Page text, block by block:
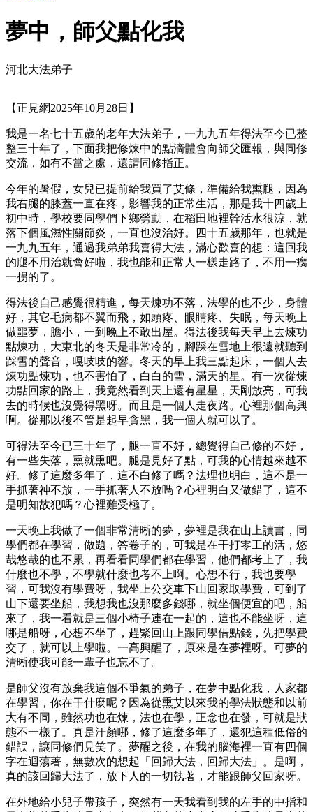
夢中，師父點化我
河北大法弟子
【正見網2025年10月28日】
我是一名七十五歲的老年大法弟子，一九九五年得法至今已整
整三十年了，下面我把修煉中的點滴體會向師父匯報，與同修
交流，如有不當之處，還請同修指正。
今年的暑假，女兒已提前給我買了艾條，準備給我熏腿，因為
我右腿的膝蓋一直在疼，影響我的正常生活，那是我十四歲上
初中時，學校要同學們下鄉勞動，在稻田地裡幹活水很涼，就
落下個風濕性關節炎，一直也沒治好。四十五歲那年，也就是
一九九五年，通過我弟弟我喜得大法，滿心歡喜的想：這回我
的腿不用治就會好啦，我也能和正常人一樣走路了，不用一瘸
一拐的了。
得法後自己感覺很精進，每天煉功不落，法學的也不少，身體
好，其它毛病都不翼而飛，如頭疼、眼睛疼、失眠，每天晚上
做噩夢，膽小，一到晚上不敢出屋。得法後我每天早上去煉功
點煉功，大東北的冬天是非常冷的，腳踩在雪地上很遠就聽到
踩雪的聲音，嘎吱吱的響。冬天的早上我三點起床，一個人去
煉功點煉功，也不害怕了，白白的雪，滿天的星。有一次從煉
功點回家的路上，我竟然看到天上還有星星，天剛放亮，可我
去的時候也沒覺得黑呀。而且是一個人走夜路。心裡那個高興
啊。從那以後不管是起早貪黑，我一個人就可以了。
可得法至今已三十年了，腿一直不好，總覺得自己修的不好，
有一些失落，熏就熏吧。腿是見好了點，可我的心情越來越不
好。修了這麼多年了，這不白修了嗎？法理也明白，這不是一
手抓著神不放，一手抓著人不放嗎？心裡明白又做錯了，這不
是明知故犯嗎？心裡難受極了。
一天晚上我做了一個非常清晰的夢，夢裡是我在山上讀書，同
學們都在學習，做題，答卷子的，可我是在干打零工的活，悠
哉悠哉的也不累，再看看同學們都在學習，他們都考上了，我
什麼也不學，不學就什麼也考不上啊。心想不行，我也要學
習，可我沒有學費呀，我坐上公交車下山回家取學費，可到了
山下還要坐船，我想我也沒那麼多錢哪，就坐個便宜的吧，船
來了，我一看就是三個小椅子連在一起的，這也不能坐呀，這
哪是船呀，心想不坐了，趕緊回山上跟同學借點錢，先把學費
交了，就可以上學啦。一高興醒了，原來是在夢裡呀。可夢的
清晰使我可能一輩子也忘不了。
是師父沒有放棄我這個不爭氣的弟子，在夢中點化我，人家都
在學習，你在干什麼呢？因為從熏艾以來我的學法狀態和以前
大有不同，雖然功也在煉，法也在學，正念也在發，可就是狀
態不一樣了。真是汗顏哪，修了這麼多年了，還犯這種低俗的
錯誤，讓同修們見笑了。夢醒之後，在我的腦海裡一直有四個
字在迴蕩著，無數次的想起「回歸大法，回歸大法」。是啊，
真的該回歸大法了，放下人的一切執著，才能跟師父回家呀。
在外地給小兒子帶孩子，突然有一天我看到我的左手的中指和